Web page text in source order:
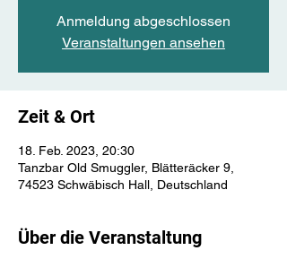
Anmeldung abgeschlossen
Veranstaltungen ansehen
Zeit & Ort
18. Feb. 2023, 20:30
Tanzbar Old Smuggler, Blätteräcker 9,
74523 Schwäbisch Hall, Deutschland
Über die Veranstaltung